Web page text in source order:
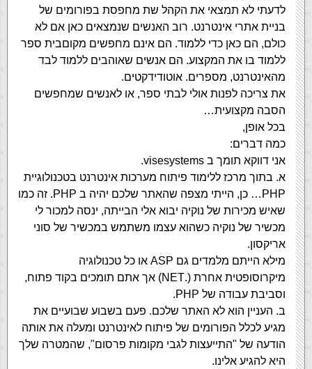
לדעתי לא תמצאי את הקהל שת מחפסת בפורומים של
בניית אתרי אינטרנט. רוב האנשים שנמצאים כאן אם לא
כולם, הם כאן כדי ללמוד. הם אינם מחפשים מקוםבית ספר
ללמוד בו את המקצוע. הם אנשים שאוהבים ללמוד לבד
מהאינטרנט, מספרים. אוטודידקטים.
את צריכה לפנות אולי לבתי ספר, או לאנשים שמחפשים
הסבה מקצועית…
בכל אופן,
כמה דברים:
אני דווקא תומך ב visesystems‏.
א. בתוך מרכז ללימוד פיתוח מערכות אינטרנט בטכנולוגיית
PHP… כן, הייתי מצפה שהאתר שלכם יהיה ב PHP. זה כמו
שאיש מכירות של נוקיה יבוא אלי הבייתה, ינסה למכור לי
מכשיר של נוקיה כשהוא עצמו משתמש במכשיר של סוני
אריקסון.
מילא הייתם מלמדים גם ASP או כל טכנולוגיה
מיקרוסופטית אחרת (.NET) אך אתם תומכים בקוד פתוח,
וסביבת עבודה של PHP.
ב. העניין הוא לא האתר שלכם. פעם בשבוע שבועיים את
מגיע לכלל הפורומים של פיתוח לאינטרנט ומעלה את אותה
הודעה של "התייעצות לגבי מקומות פרסום", שהמטרה שלך
היא להגיע אלינו.